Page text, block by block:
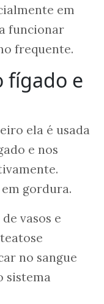
em
funcionar
frequente.
fígado e
ela é usada
e nos
gordura.
vasos e
no sangue
sistema